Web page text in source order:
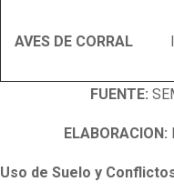
AVES DE CORRAL
FUENTE:
ELABORACION:
Uso de Suelo y